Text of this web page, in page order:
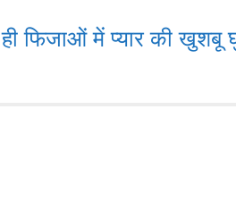
फिजाओं में प्यार की